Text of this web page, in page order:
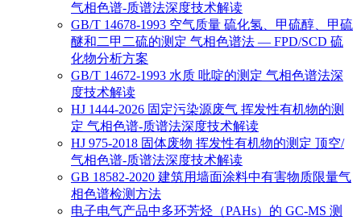
气相色谱-质谱法深度技术解读
GB/T 14678-1993 空气质量 硫化氢、甲硫醇、甲硫
醚和二甲二硫的测定 气相色谱法 — FPD/SCD 硫
化物分析方案
GB/T 14672-1993 水质 吡啶的测定 气相色谱法深
度技术解读
HJ 1444-2026 固定污染源废气 挥发性有机物的测
定 气相色谱-质谱法深度技术解读
HJ 975-2018 固体废物 挥发性有机物的测定 顶空/
气相色谱-质谱法深度技术解读
GB 18582-2020 建筑用墙面涂料中有害物质限量气
相色谱检测方法
电子电气产品中多环芳烃（PAHs）的 GC-MS 测